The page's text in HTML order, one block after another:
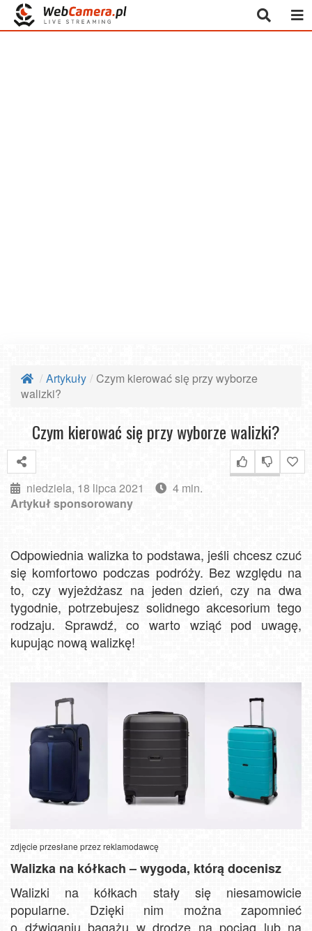
Artykuły
Czym kierować się przy wyborze
walizki?
Czym kierować się przy wyborze walizki?
niedziela, 18 lipca 2021
4 min.
Artykuł sponsorowany
Odpowiednia walizka to podstawa, jeśli chcesz czuć
się komfortowo podczas podróży. Bez względu na
to, czy wyjeżdżasz na jeden dzień, czy na dwa
tygodnie, potrzebujesz solidnego akcesorium tego
rodzaju. Sprawdź, co warto wziąć pod uwagę,
kupując nową walizkę!
zdjęcie przesłane przez reklamodawcę
Walizka na kółkach – wygoda, którą docenisz
Walizki na kółkach stały się niesamowicie
popularne. Dzięki nim można zapomnieć
o dźwiganiu bagażu w drodze na pociąg lub na